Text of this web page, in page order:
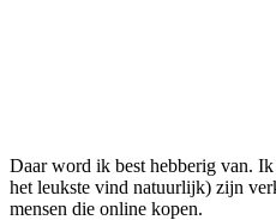
Daar word ik best hebberig van.
het leukste vind natuurlijk) zijn
mensen die online kopen.